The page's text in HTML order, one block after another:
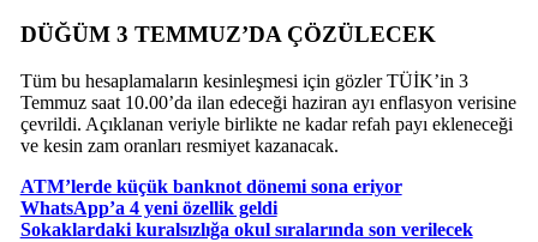
DÜĞÜM 3 TEMMUZ’DA ÇÖZÜLECEK
Tüm bu hesaplamaların kesinleşmesi için gözler TÜİK’in 3
Temmuz saat 10.00’da ilan edeceği haziran ayı enflasyon verisine
çevrildi. Açıklanan veriyle birlikte ne kadar refah payı ekleneceği
ve kesin zam oranları resmiyet kazanacak.
ATM’lerde küçük banknot dönemi sona eriyor
WhatsApp’a 4 yeni özellik geldi
Sokaklardaki kuralsızlığa okul sıralarında son verilecek